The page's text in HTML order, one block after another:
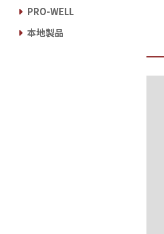
PRO-WELL
本地製品